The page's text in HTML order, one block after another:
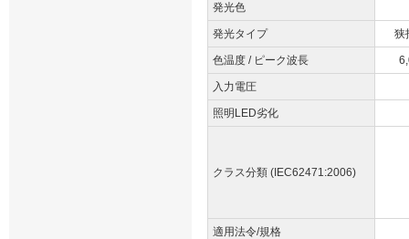
発光色
発光タイプ 狭
色温度 / ピーク波長
入力電圧
照明LED劣化
クラス分類 (IEC62471:2006)
適用法令/規格